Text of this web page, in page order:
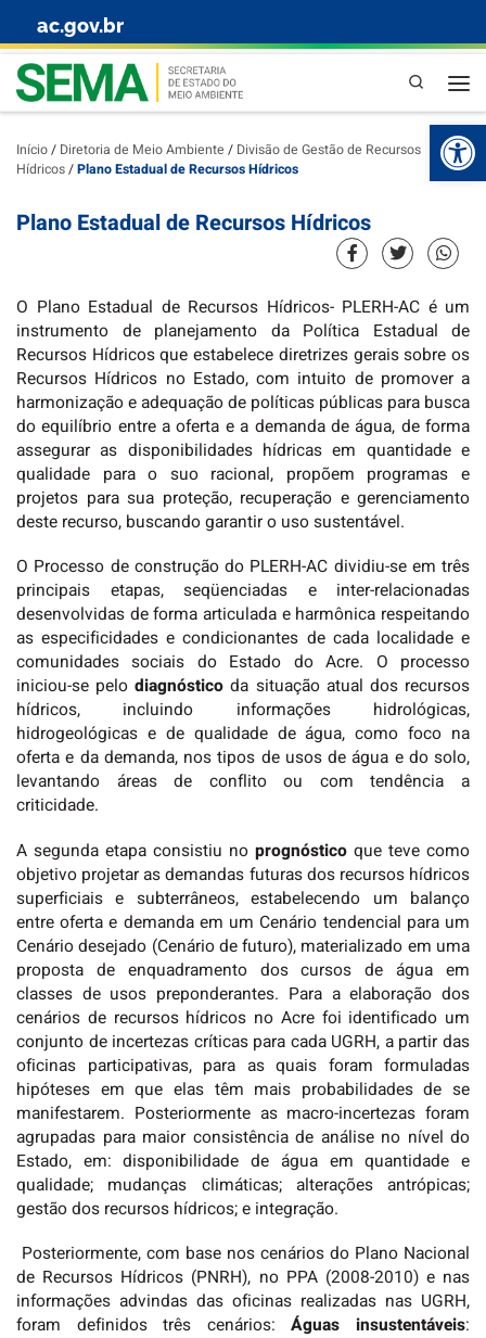
Skip to content
ac.gov.br
Pesquisa
Início/ Diretoria de Meio Ambiente / Divisão de Gestão de Recursos
Hídricos/Plano Estadual de Recursos Hídricos
Plano Estadual de Recursos Hídricos
O Plano Estadual de Recursos Hídricos- PLERH-AC é um
instrumento de planejamento da Política Estadual de
Recursos Hídricos que estabelece diretrizes gerais sobre os
Recursos Hídricos no Estado, com intuito de promover a
harmonização e adequação de políticas públicas para busca
do equilíbrio entre a oferta e a demanda de água, de forma
assegurar as disponibilidades hídricas em quantidade e
qualidade para o suo racional, propõem programas e
projetos para sua proteção, recuperação e gerenciamento
deste recurso, buscando garantir o uso sustentável.
O Processo de construção do PLERH-AC dividiu-se em três
principais etapas, seqüenciadas e inter-relacionadas
desenvolvidas de forma articulada e harmônica respeitando
as especificidades e condicionantes de cada localidade e
comunidades sociais do Estado do Acre. O processo
iniciou-se pelodiagnósticoda situação atual dos recursos
hídricos, incluindo informações hidrológicas,
hidrogeológicas e de qualidade de água, como foco na
oferta e da demanda, nos tipos de usos de água e do solo,
levantando áreas de conflito ou com tendência a
criticidade.
A segunda etapa consistiu no prognóstico que teve como
objetivo projetar as demandas futuras dos recursos hídricos
superficiais e subterrâneos, estabelecendo um balanço
entre oferta e demanda em um Cenário tendencial para um
Cenário desejado (Cenário de futuro), materializado em uma
proposta de enquadramento dos cursos de água em
classes de usos preponderantes. Para a elaboração dos
cenários de recursos hídricos no Acre foi identificado um
conjunto de incertezas críticas para cada UGRH, a partir das
oficinas participativas, para as quais foram formuladas
hipóteses em que elas têm mais probabilidades de se
manifestarem. Posteriormente as macro-incertezas foram
agrupadas para maior consistência de análise no nível do
Estado, em: disponibilidade de água em quantidade e
qualidade; mudanças climáticas; alterações antrópicas;
gestão dos recursos hídricos; e integração.
Posteriormente, com base nos cenários do Plano Nacional
de Recursos Hídricos (PNRH), no PPA (2008-2010) e nas
informações advindas das oficinas realizadas nas UGRH,
foram definidos três cenários:Águas insustentáveis: